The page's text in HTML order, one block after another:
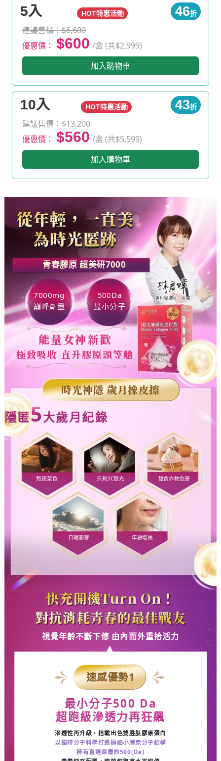
5入 HOT特惠活動 46折
建議售價：$6,600
優惠價： $600 /盒 (共$2,999)
加入購物車
10入 HOT特惠活動 43折
建議售價：$13,200
優惠價： $560 /盒 (共$5,599)
加入購物車
從年輕，一直美
為時光匿跡
青春膠原 超美研7000
7000mg
巔峰劑量
500Da
最小分子
能量女神新歡
極致吸收 直升膠原頭等艙
時光神隱 歲月橡皮擦
隱匿5大歲月紀錄
熬夜菜色 只剩3C發光 甜食炸物危害
日曬影響 年齡增長
快充開機Turn On！
對抗消耗青春的最佳戰友
視覺年齡不斷下修 由內而外重拾活力
速感優勢1
最小分子500 Da
超跑級滲透力再狂飆
滲透性再升級，搭載出色雙胜肽膠原蛋白
以獨特分子科學打造極細小膠原分子結構
擁有直達深層的500(Da)